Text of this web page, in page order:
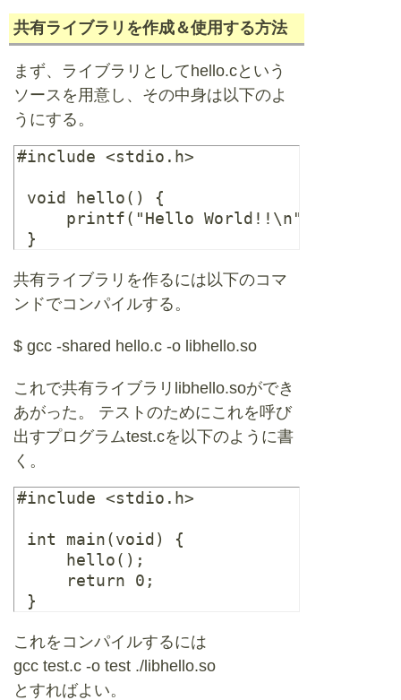
共有ライブラリを作成＆使用する方法
まず、ライブラリとしてhello.cという
ソースを用意し、その中身は以下のよ
うにする。
#include <stdio.h>
void hello() {
     printf("Hello World!!\n");
共有ライブラリを作るには以下のコマ
ンドでコンパイルする。
$ gcc -shared hello.c -o libhello.so
これで共有ライブラリlibhello.soができ
あがった。 テストのためにこれを呼び
出すプログラムtest.cを以下のように書
く。
#include <stdio.h>
int main(void) {
     hello();
     return 0;
これをコンパイルするには
gcc test.c -o test ./libhello.so
とすればよい。